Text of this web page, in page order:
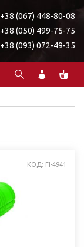
+38 (067) 448-80-08
+38 (050) 499-75-75
+38 (093) 072-49-35
КОД: FI-4941